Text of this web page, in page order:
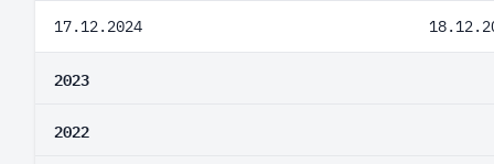
17.12.2024
2023
2022